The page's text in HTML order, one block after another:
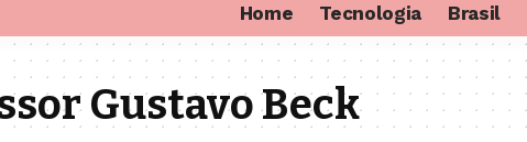
Home Tecnologia Brasil
Gustavo Beck